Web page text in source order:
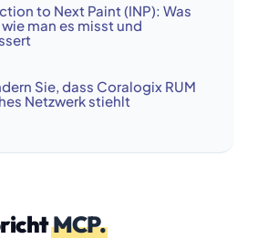
to Next Paint (INP): Was
man es misst und
Sie, dass Coralogix RUM
Netzwerk stiehlt
MCP.